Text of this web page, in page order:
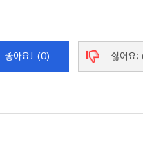
좋아요! (0) 싫어요;